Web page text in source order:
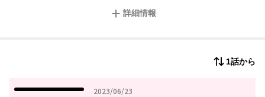
詳細情報
1話から
2023/06/23
2023年06月23日